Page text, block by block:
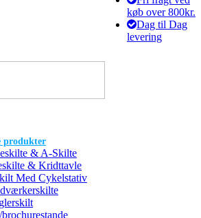
køb over 800kr.
Dag til Dag
levering
produkter
& A-Skilte
& Kridttavle
Med Cykelstativ